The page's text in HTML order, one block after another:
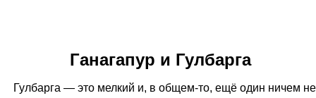
Ганагапур и Гулбарга
Гулбарга — это мелкий и, в общем-то, ещё один ничем не